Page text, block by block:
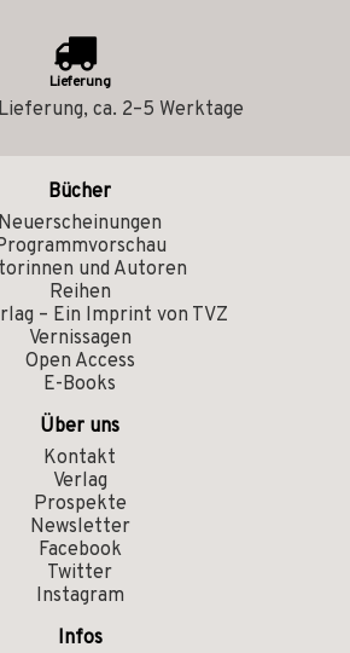
Lieferung
ca. 2–5 Werktage
Bücher
Neuerscheinungen
und Autoren
Reihen
– Ein Imprint von TVZ
Vernissagen
Open Access
E-Books
Über uns
Kontakt
Verlag
Prospekte
Newsletter
Facebook
Twitter
Instagram
Infos